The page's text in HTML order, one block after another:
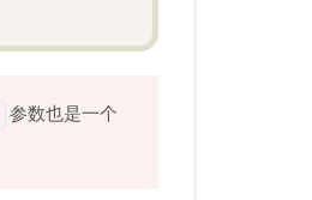
参数也是一个